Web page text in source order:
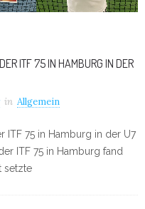
ITF 75 IN HAMBURG IN DER
in Allgemein
ITF 75 in Hamburg in der U7
ITF 75 in Hamburg fand
setzte